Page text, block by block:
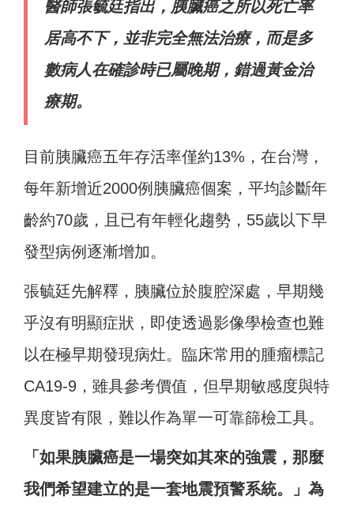
醫師張毓廷指出，胰臟癌之所以死亡率
居高不下，並非完全無法治療，而是多
數病人在確診時已屬晚期，錯過黃金治
療期。
目前胰臟癌五年存活率僅約13%，在台灣，
每年新增近2000例胰臟癌個案，平均診斷年
齡約70歲，且已有年輕化趨勢，55歲以下早
發型病例逐漸增加。
張毓廷先解釋，胰臟位於腹腔深處，早期幾
乎沒有明顯症狀，即使透過影像學檢查也難
以在極早期發現病灶。臨床常用的腫瘤標記
CA19-9，雖具參考價值，但早期敏感度與特
異度皆有限，難以作為單一可靠篩檢工具。
「如果胰臟癌是一場突如其來的強震，那麼
我們希望建立的是一套地震預警系統。」為